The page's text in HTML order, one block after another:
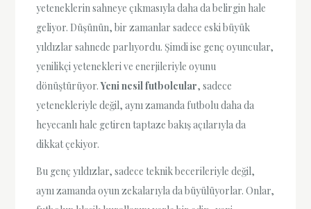
yeteneklerin sahneye çıkmasıyla daha da belirgin hale
geliyor. Düşünün, bir zamanlar sadece eski büyük
yıldızlar sahnede parlıyordu. Şimdi ise genç oyuncular,
yenilikçi yetenekleri ve enerjileriyle oyunu
dönüştürüyor.Yeni nesil futbolcular, sadece
yetenekleriyle değil, aynı zamanda futbolu daha da
heyecanlı hale getiren taptaze bakış açılarıyla da
dikkat çekiyor.
Bu genç yıldızlar, sadece teknik becerileriyle değil,
aynı zamanda oyun zekalarıyla da büyülüyorlar. Onlar,